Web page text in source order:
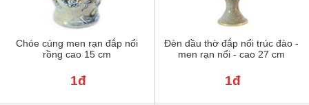
Chóe cúng men rạn đắp nổi
rồng cao 15 cm
1đ
Đèn dầu thờ đắp nổi trúc đào -
men rạn nổi - cao 27 cm
1đ